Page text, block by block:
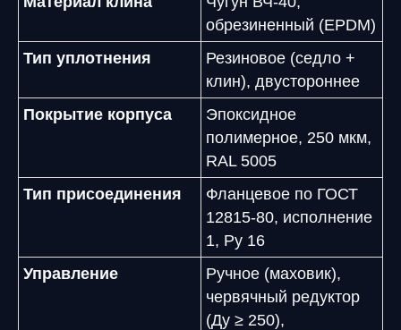
обрезиненный (EPDM)
Тип уплотнения
Резиновое (седло +
клин), двустороннее
Покрытие корпуса
Эпоксидное
полимерное, 250 мкм,
RAL 5005
Тип присоединения
Фланцевое по ГОСТ
12815-80, исполнение
1, Ру 16
Управление
Ручное (маховик),
червячный редуктор
(Ду ≥ 250),